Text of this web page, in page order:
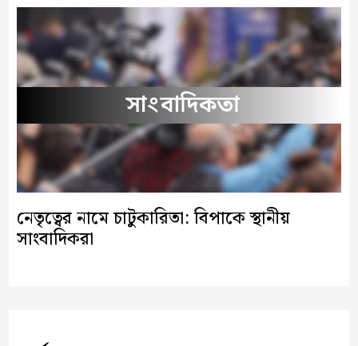
নেতৃত্বের নামে চাটুকারিতা: বিপাকে স্থানীয়
সাংবাদিকরা